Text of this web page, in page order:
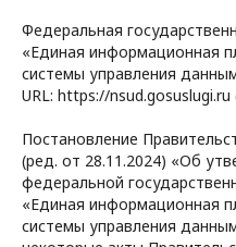
Федеральная
«Единая информационная
системы управления
URL: https://
Постановление
(ред. от 28.11.2024) «Об
федеральной
«Единая информационная
системы управления